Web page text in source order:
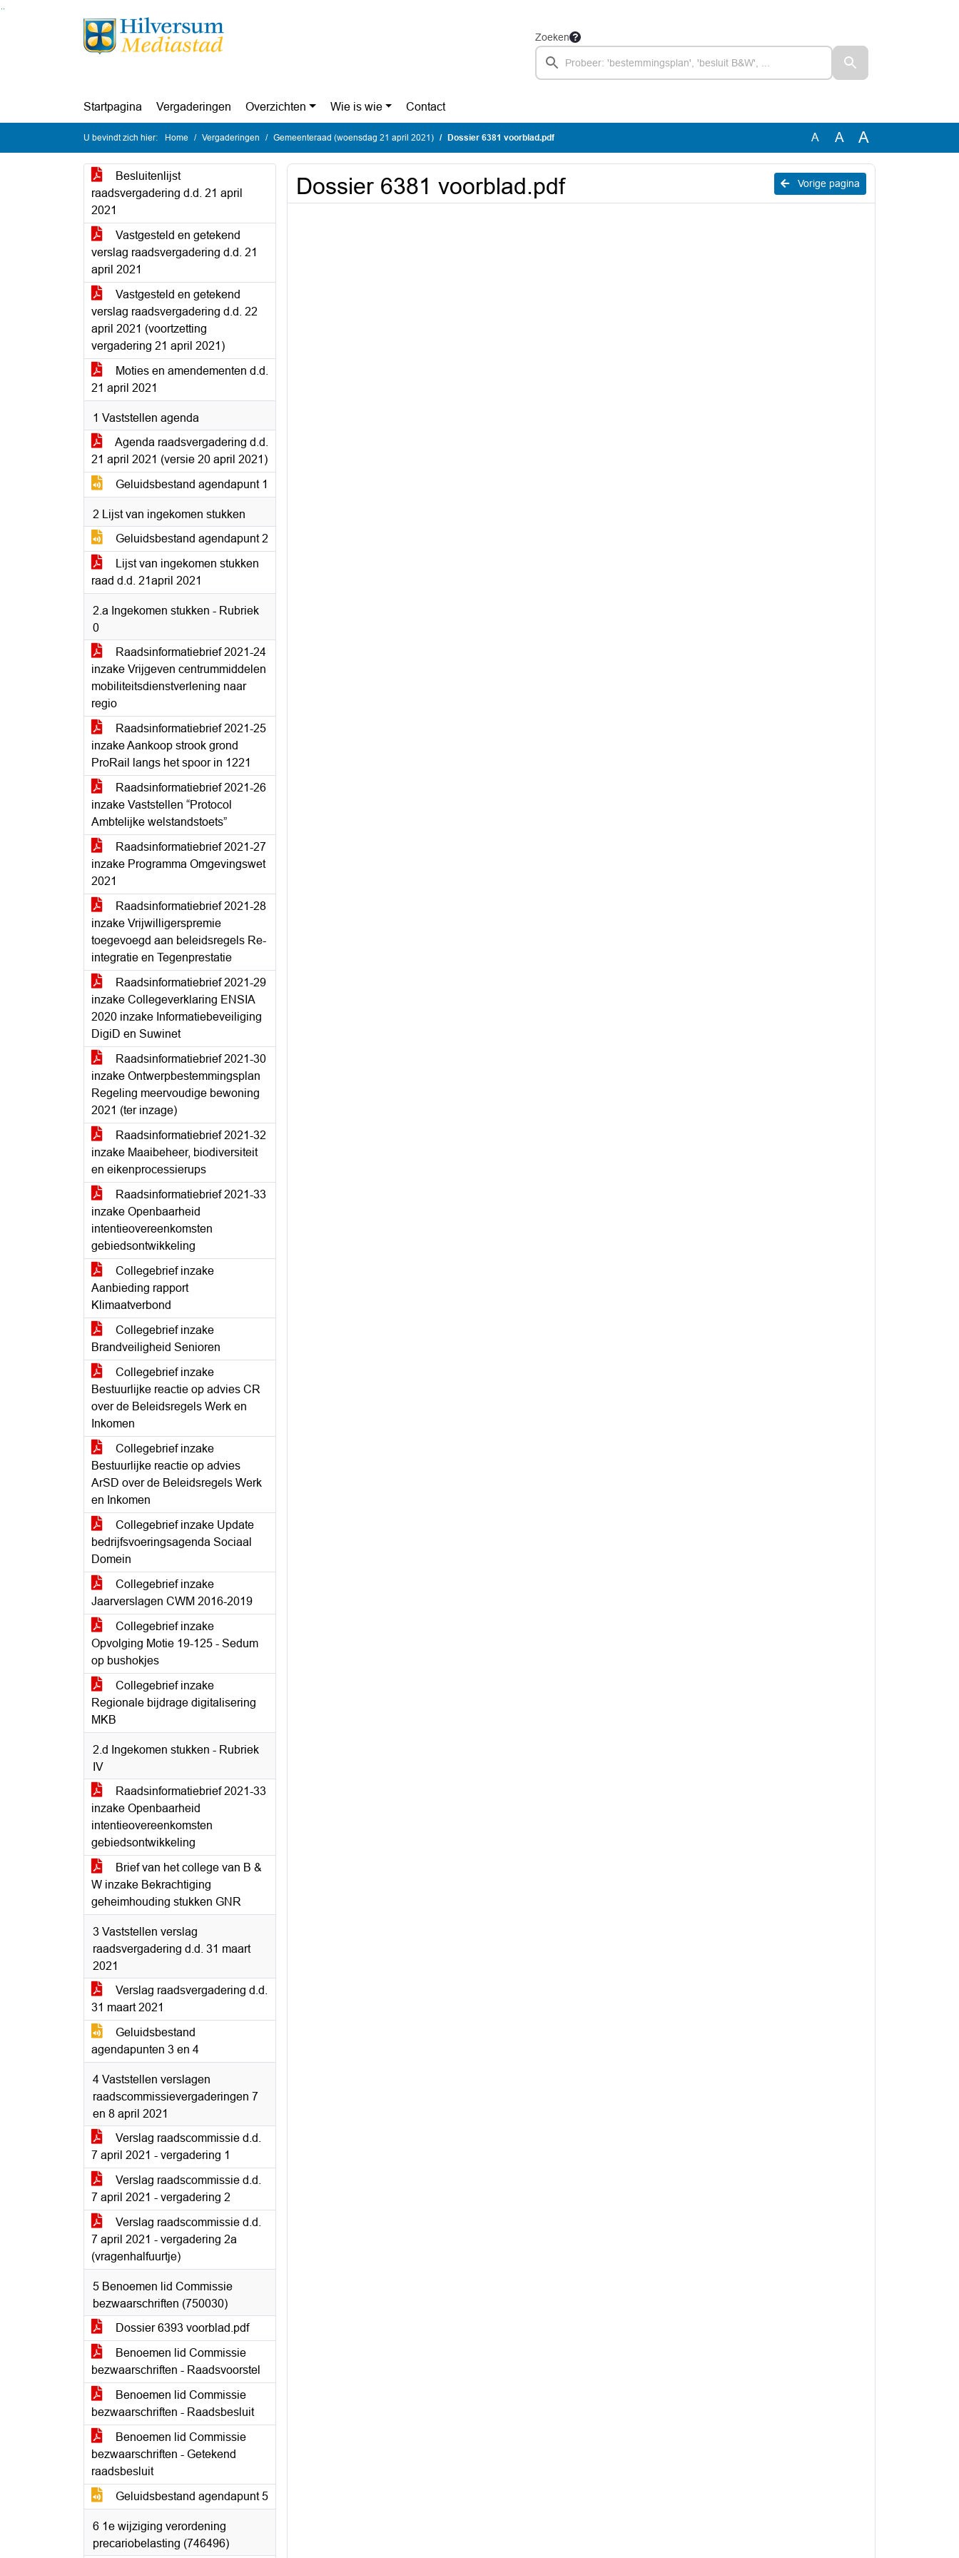
Ga naar de inhoud van deze pagina
Ga naar het zoeken
Ga naar het menu
Zoeken
Startpagina Vergaderingen Overzichten Wie is wie Contact
U bevindt zich hier: Home Vergaderingen Gemeenteraad (woensdag 21 april 2021) Dossier 6381 voorblad.pdf A A A
Besluitenlijst
raadsvergadering d.d. 21 april
2021
Vastgesteld en getekend
verslag raadsvergadering d.d. 21
april 2021
Vastgesteld en getekend
verslag raadsvergadering d.d. 22
april 2021 (voortzetting
vergadering 21 april 2021)
Moties en amendementen d.d.
21 april 2021
1 Vaststellen agenda
Agenda raadsvergadering d.d.
21 april 2021 (versie 20 april 2021)
Geluidsbestand agendapunt 1
2 Lijst van ingekomen stukken
Geluidsbestand agendapunt 2
Lijst van ingekomen stukken
raad d.d. 21april 2021
2.a Ingekomen stukken - Rubriek
0
Raadsinformatiebrief 2021-24
inzake Vrijgeven centrummiddelen
mobiliteitsdienstverlening naar
regio
Raadsinformatiebrief 2021-25
inzake Aankoop strook grond
ProRail langs het spoor in 1221
Raadsinformatiebrief 2021-26
inzake Vaststellen “Protocol
Ambtelijke welstandstoets”
Raadsinformatiebrief 2021-27
inzake Programma Omgevingswet
2021
Raadsinformatiebrief 2021-28
inzake Vrijwilligerspremie
toegevoegd aan beleidsregels Re-
integratie en Tegenprestatie
Raadsinformatiebrief 2021-29
inzake Collegeverklaring ENSIA
2020 inzake Informatiebeveiliging
DigiD en Suwinet
Raadsinformatiebrief 2021-30
inzake Ontwerpbestemmingsplan
Regeling meervoudige bewoning
2021 (ter inzage)
Raadsinformatiebrief 2021-32
inzake Maaibeheer, biodiversiteit
en eikenprocessierups
Raadsinformatiebrief 2021-33
inzake Openbaarheid
intentieovereenkomsten
gebiedsontwikkeling
Collegebrief inzake
Aanbieding rapport
Klimaatverbond
Collegebrief inzake
Brandveiligheid Senioren
Collegebrief inzake
Bestuurlijke reactie op advies CR
over de Beleidsregels Werk en
Inkomen
Collegebrief inzake
Bestuurlijke reactie op advies
ArSD over de Beleidsregels Werk
en Inkomen
Collegebrief inzake Update
bedrijfsvoeringsagenda Sociaal
Domein
Collegebrief inzake
Jaarverslagen CWM 2016-2019
Collegebrief inzake
Opvolging Motie 19-125 - Sedum
op bushokjes
Collegebrief inzake
Regionale bijdrage digitalisering
MKB
2.d Ingekomen stukken - Rubriek
IV
Raadsinformatiebrief 2021-33
inzake Openbaarheid
intentieovereenkomsten
gebiedsontwikkeling
Brief van het college van B &
W inzake Bekrachtiging
geheimhouding stukken GNR
3 Vaststellen verslag
raadsvergadering d.d. 31 maart
2021
Verslag raadsvergadering d.d.
31 maart 2021
Geluidsbestand
agendapunten 3 en 4
4 Vaststellen verslagen
raadscommissievergaderingen 7
en 8 april 2021
Verslag raadscommissie d.d.
7 april 2021 - vergadering 1
Verslag raadscommissie d.d.
7 april 2021 - vergadering 2
Verslag raadscommissie d.d.
7 april 2021 - vergadering 2a
(vragenhalfuurtje)
5 Benoemen lid Commissie
bezwaarschriften (750030)
Dossier 6393 voorblad.pdf
Benoemen lid Commissie
bezwaarschriften - Raadsvoorstel
Benoemen lid Commissie
bezwaarschriften - Raadsbesluit
Benoemen lid Commissie
bezwaarschriften - Getekend
raadsbesluit
Geluidsbestand agendapunt 5
6 1e wijziging verordening
precariobelasting (746496)
Vorige pagina
Dossier 6381 voorblad.pdf